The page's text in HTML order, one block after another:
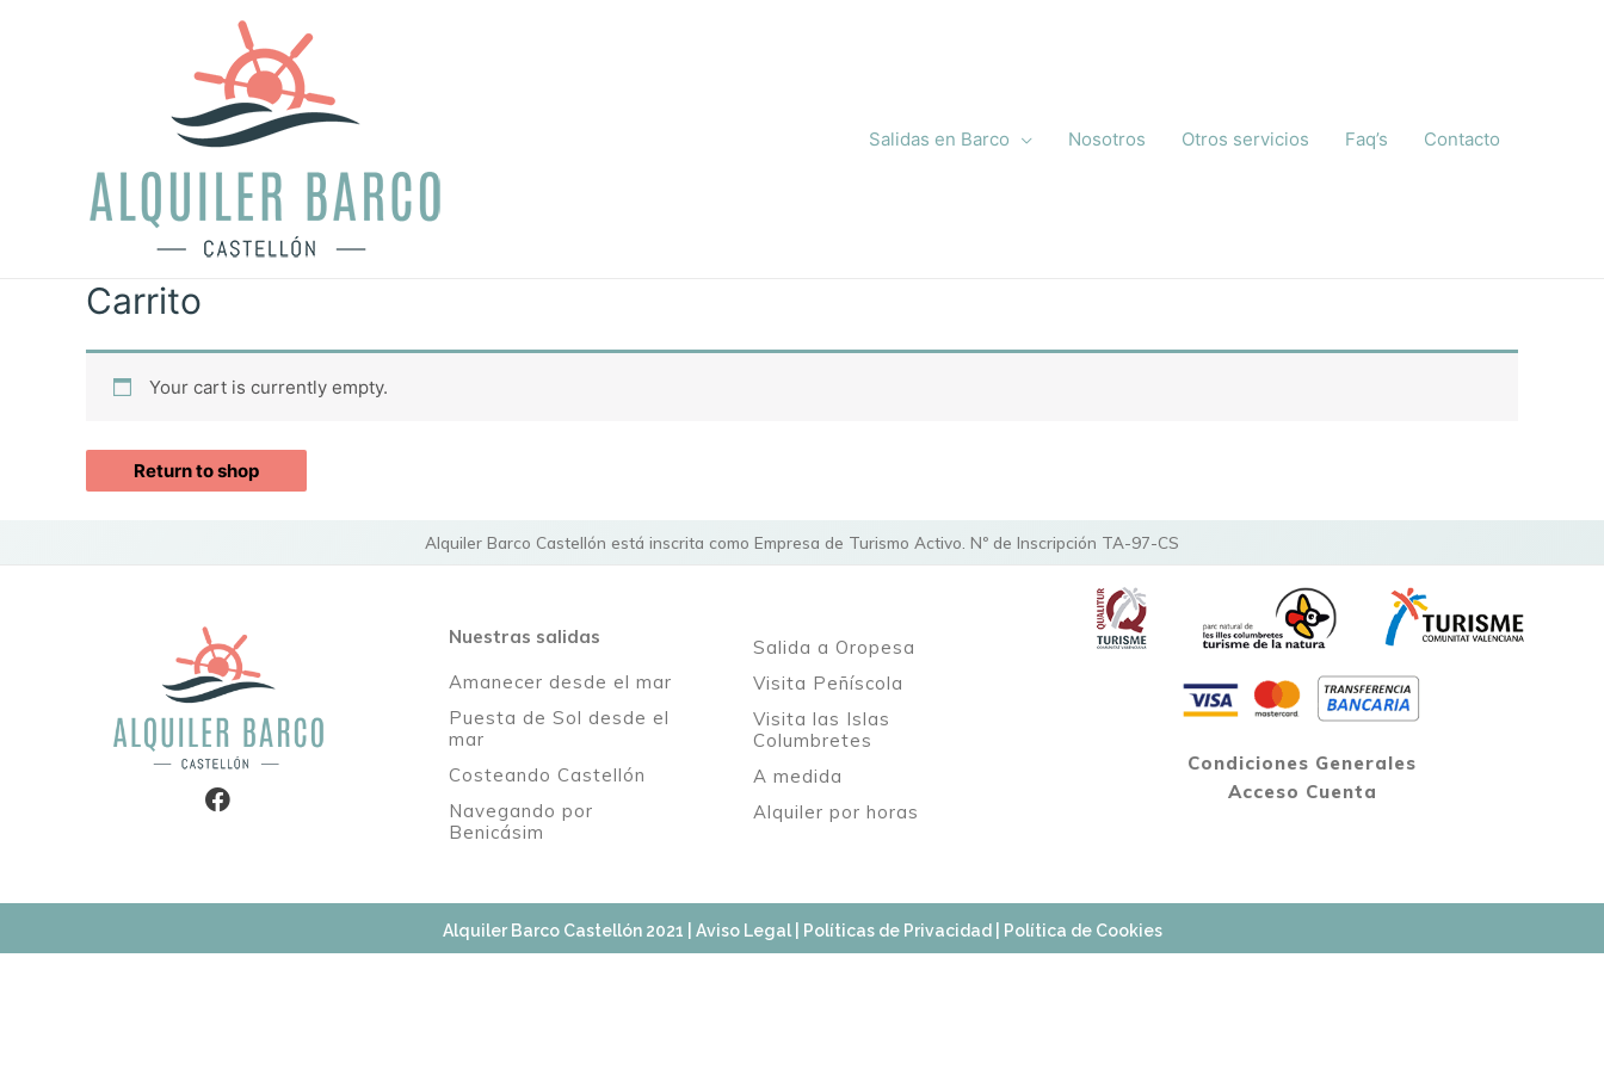
Salidas en Barco Nosotros Otros servicios Faq’s Contacto
Carrito
Your cart is currently empty.
Return to shop
Alquiler Barco Castellón está inscrita como Empresa de Turismo Activo. Nº de Inscripción TA-97-CS
Nuestras salidas
Amanecer desde el mar
Puesta de Sol desde el
mar
Costeando Castellón
Navegando por
Benicásim
Salida a Oropesa
Visita Peñíscola
Visita las Islas
Columbretes
A medida
Alquiler por horas
Condiciones Generales
Acceso Cuenta
Alquiler Barco Castellón 2021 | Aviso Legal| Políticas de Privacidad| Política de Cookies